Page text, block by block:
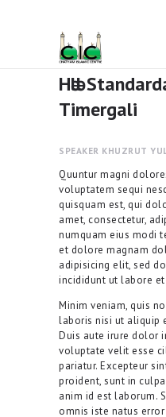
Hәlәl
Timergali
SPEAKER KHUZRUT
Quuntur magni
voluptatem sequi
quisquam est, qui
amet, consectetur,
numquam eius modi
et dolore magnam
adipisicing elit, sed
incididunt ut labore
Minim veniam, quis
laboris nisi ut aliquip
Duis aute irure dolor
voluptate velit esse
pariatur. Excepteur
proident, sunt in
anim id est laborum.
omnis iste natus error